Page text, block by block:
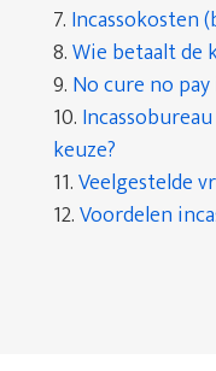
7. Incassokosten
8.Wie betaalt de
9. No cure no
10.
keuze?
11.Veelgestelde
12.Voordelen